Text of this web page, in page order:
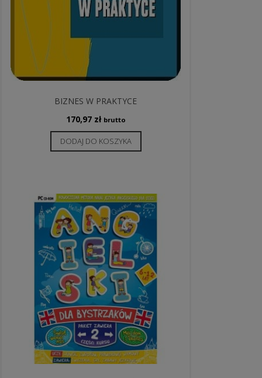
BIZNES W PRAKTYCE
170,97 zł brutto
DODAJ DO KOSZYKA